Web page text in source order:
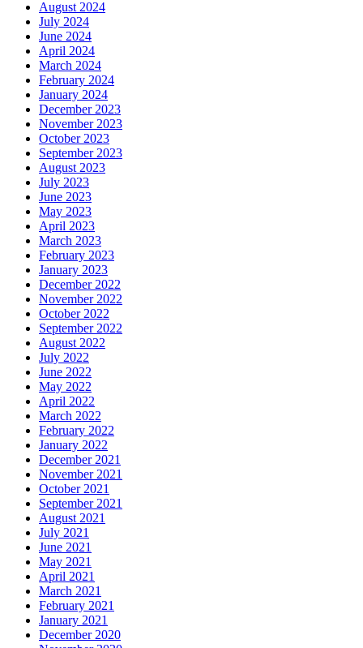
August 2024
July 2024
June 2024
April 2024
March 2024
February 2024
January 2024
December 2023
November 2023
October 2023
September 2023
August 2023
July 2023
June 2023
May 2023
April 2023
March 2023
February 2023
January 2023
December 2022
November 2022
October 2022
September 2022
August 2022
July 2022
June 2022
May 2022
April 2022
March 2022
February 2022
January 2022
December 2021
November 2021
October 2021
September 2021
August 2021
July 2021
June 2021
May 2021
April 2021
March 2021
February 2021
January 2021
December 2020